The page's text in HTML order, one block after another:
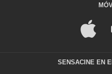
SENSACINE EN